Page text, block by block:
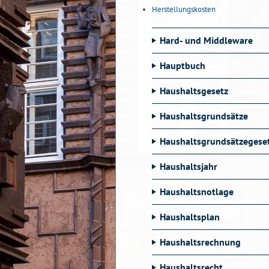
Herstellungskosten
Hard- und Middleware
Hauptbuch
Haushaltsgesetz
Haushaltsgrundsätze
Haushaltsjahr
Haushaltsnotlage
Haushaltsplan
Haushaltsrechnung